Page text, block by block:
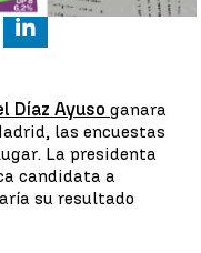
Linkedin
Díaz Ayuso ganara
las encuestas
La presidenta
candidata a
su resultado